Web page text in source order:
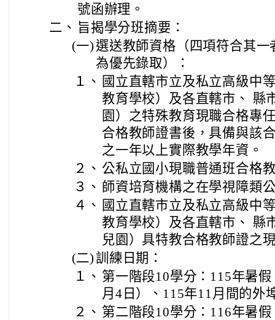
號函辦理。
二、 旨揭學分班摘要：
(一) 選送教師資格（四項符合其
為優先錄取）：
１、 國立直轄市立及私立高級中
教育學校）及各直轄市、 縣
園）之特殊教育現職合格專
合格教師證書後，具備與該
之一年以上實際教學年資。
２、 公私立國小現職普通班合格
３、 師資培育機構之在學視障類
４、 國立直轄市立及私立高級中
教育學校）及各直轄市、 縣
兒園）具特教合格教師證之
(二)訓練日期：
１、 第一階段10學分：115年暑
月4日）、115年11月間的外
２、 第二階段10學分：116年暑